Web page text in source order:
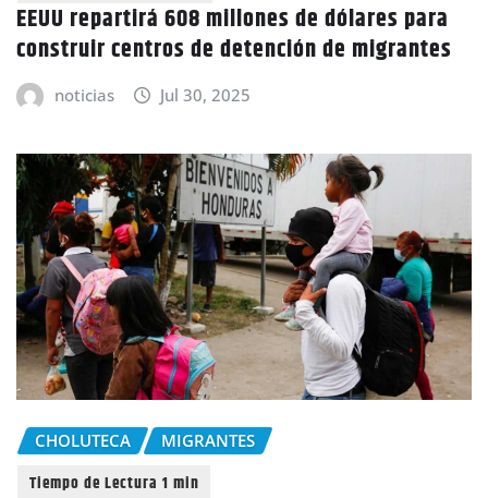
EEUU repartirá 608 millones de dólares para
construir centros de detención de migrantes
noticias Jul 30, 2025
CHOLUTECA MIGRANTES